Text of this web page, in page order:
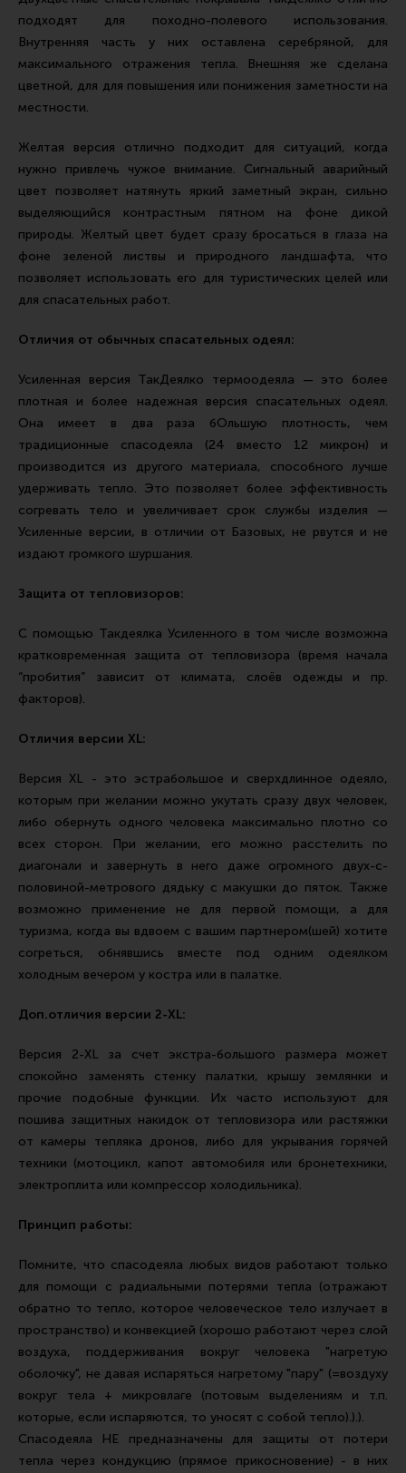
подходят для походно-полевого использования.
Внутренняя часть у них оставлена серебряной, для
максимального отражения тепла. Внешняя же сделана
цветной, для для повышения или понижения заметности на
местности.
Желтая версия отлично подходит для ситуаций, когда
нужно привлечь чужое внимание. Сигнальный аварийный
цвет позволяет натянуть яркий заметный экран, сильно
выделяющийся контрастным пятном на фоне дикой
природы. Желтый цвет будет сразу бросаться в глаза на
фоне зеленой листвы и природного ландшафта, что
позволяет использовать его для туристических целей или
для спасательных работ.
Отличия от обычных спасательных одеял:
Усиленная версия ТакДеялко термоодеяла — это более
плотная и более надежная версия спасательных одеял.
Она имеет в два раза бОльшую плотность, чем
традиционные спасодеяла (24 вместо 12 микрон) и
производится из другого материала, способного лучше
удерживать тепло. Это позволяет более эффективность
согревать тело и увеличивает срок службы изделия —
Усиленные версии, в отличии от Базовых, не рвутся и не
издают громкого шуршания.
Защита от тепловизоров:
С помощью Такдеялка Усиленного в том числе возможна
кратковременная защита от тепловизора (время начала
“пробития” зависит от климата, слоёв одежды и пр.
факторов).
Отличия версии XL:
Версия XL - это эстрабольшое и сверхдлинное одеяло,
которым при желании можно укутать сразу двух человек,
либо обернуть одного человека максимально плотно со
всех сторон. При желании, его можно расстелить по
диагонали и завернуть в него даже огромного двух-с-
половиной-метрового дядьку с макушки до пяток. Также
возможно применение не для первой помощи, а для
туризма, когда вы вдвоем с вашим партнером(шей) хотите
согреться, обнявшись вместе под одним одеялком
холодным вечером у костра или в палатке.
Доп.отличия версии 2-XL:
Версия 2-XL за счет экстра-большого размера может
спокойно заменять стенку палатки, крышу землянки и
прочие подобные функции. Их часто используют для
пошива защитных накидок от тепловизора или растяжки
от камеры тепляка дронов, либо для укрывания горячей
техники (мотоцикл, капот автомобиля или бронетехники,
электроплита или компрессор холодильника).
Принцип работы:
Помните, что спасодеяла любых видов работают только
для помощи с радиальными потерями тепла (отражают
обратно то тепло, которое человеческое тело излучает в
пространство) и конвекцией (хорошо работают через слой
воздуха, поддерживания вокруг человека "нагретую
оболочку", не давая испаряться нагретому "пару" (=воздуху
вокруг тела + микровлаге (потовым выделениям и т.п.
которые, если испаряются, то уносят с собой тепло).).).
Спасодеяла НЕ предназначены для защиты от потери
тепла через кондукцию (прямое прикосновение) - в них